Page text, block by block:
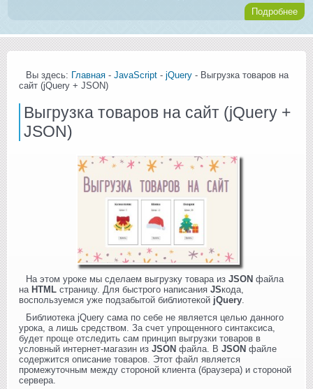
Подробнее
Вы здесь: Главная - JavaScript - jQuery - Выгрузка товаров на
сайт (jQuery + JSON)
Выгрузка товаров на сайт (jQuery +
JSON)
На этом уроке мы сделаем выгрузку товара из JSON файла
на HTML страницу. Для быстрого написания JSкода,
воспользуемся уже подзабытой библиотекой jQuery
Библиотека jQuery сама по себе не является целью данного
урока, а лишь средством. За счет упрощенного синтаксиса,
будет проще отследить сам принцип выгрузки товаров в
условный интернет-магазин из JSON файла. В JSON файле
содержится описание товаров. Этот файл является
промежуточным между стороной клиента (браузера) и стороной
сервера.